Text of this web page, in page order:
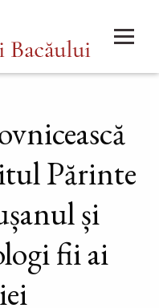
Părinte
și
fii ai